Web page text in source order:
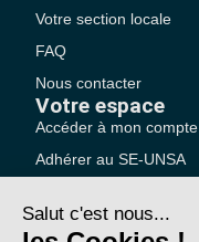
Votre section locale
FAQ
Nous contacter
Votre espace
Accéder à mon compte
Adhérer au SE-UNSA